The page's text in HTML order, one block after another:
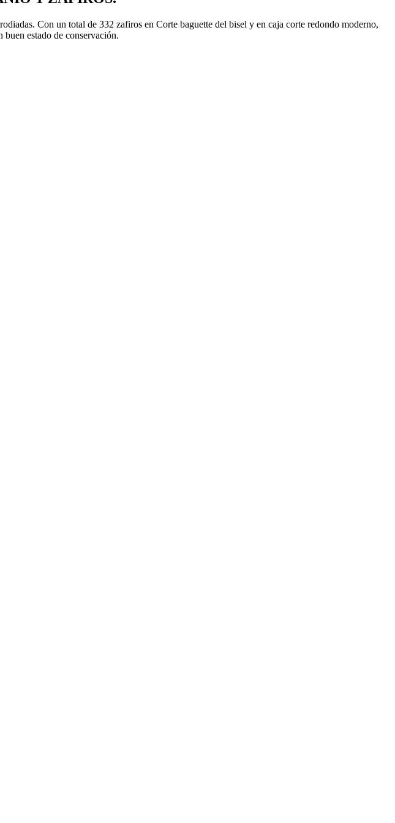
Con un total de 332 zafiros en Corte baguette del bisel y en caja corte redondo moderno,
estado de conservación.